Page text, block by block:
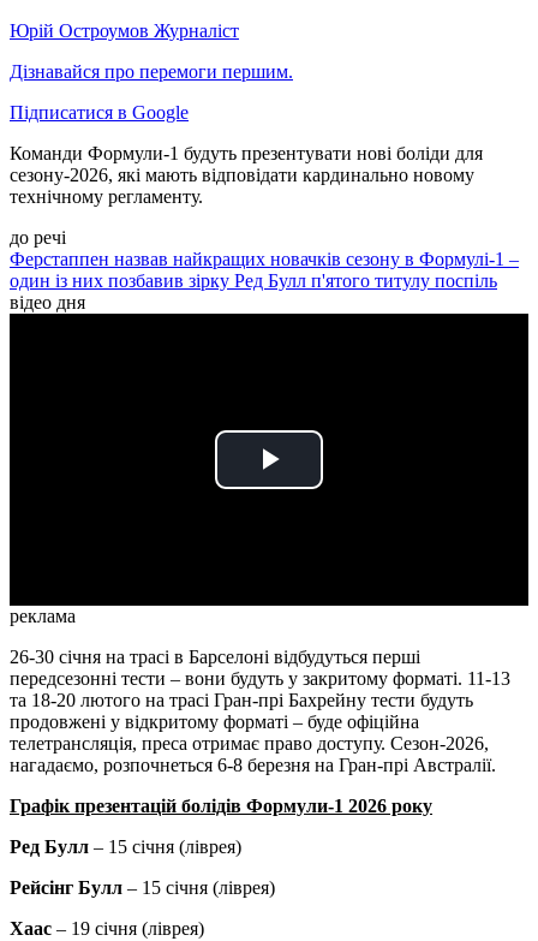
Юрій Остроумов Журналіст
Дізнавайся про перемоги першим.
Підписатися в Google
Команди Формули-1 будуть презентувати нові боліди для
сезону-2026, які мають відповідати кардинально новому
технічному регламенту.
до речі
Ферстаппен назвав найкращих новачків сезону в Формулі-1 –
один із них позбавив зірку Ред Булл п'ятого титулу поспіль
відео дня
Play
реклама
26-30 січня на трасі в Барселоні відбудуться перші
передсезонні тести – вони будуть у закритому форматі. 11-13
та 18-20 лютого на трасі Гран-прі Бахрейну тести будуть
продовжені у відкритому форматі – буде офіційна
телетрансляція, преса отримає право доступу. Сезон-2026,
нагадаємо, розпочнеться 6-8 березня на Гран-прі Австралії.
Графік презентацій болідів Формули-1 2026 року
Ред Булл – 15 січня (ліврея)
Рейсінг Булл – 15 січня (ліврея)
Хаас – 19 січня (ліврея)